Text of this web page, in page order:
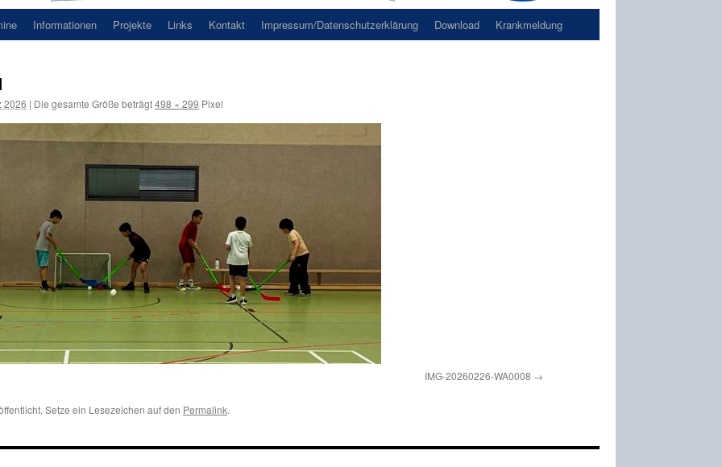
Informationen Projekte Links Kontakt Impressum/Datenschutzerklärung Download Krankmeldung
2026 | Die gesamte Größe beträgt498 × 299 Pixel
IMG-20260226-WA0008
Setze ein Lesezeichen auf den Permalink.